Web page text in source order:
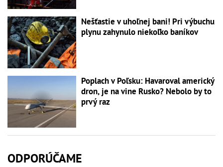
Nešťastie v uhoľnej bani! Pri výbuchu
plynu zahynulo niekoľko baníkov
Poplach v Poľsku: Havaroval americký
dron, je na vine Rusko? Nebolo by to
prvý raz
ODPORÚČAME